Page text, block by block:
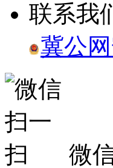
联系我
冀公
微